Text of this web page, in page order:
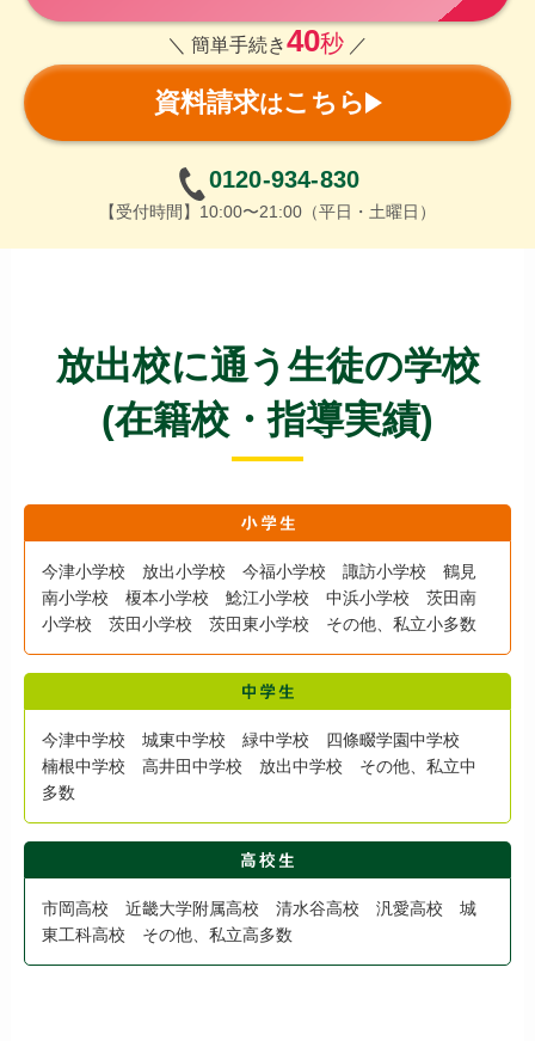
＼ 簡単手続き40秒 ／
資料請求はこちら
0120-934-830
【受付時間】10:00〜21:00（平日・土曜日）
放出校に通う生徒の学校
(在籍校・指導実績)
今津小学校 放出小学校 今福小学校 諏訪小学校 鶴見
南小学校 榎本小学校 鯰江小学校 中浜小学校 茨田南
小学校 茨田小学校 茨田東小学校 その他、私立小多数
今津中学校 城東中学校 緑中学校 四條畷学園中学校
楠根中学校 高井田中学校 放出中学校 その他、私立中
多数
市岡高校 近畿大学附属高校 清水谷高校 汎愛高校 城
東工科高校 その他、私立高多数